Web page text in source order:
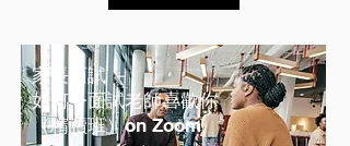
家長面試 －
如何令面試老師喜歡你
​（精讀班）on Zoom